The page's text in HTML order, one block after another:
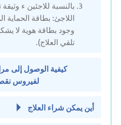
بالنسبة للاجئين ء
اللاجئ: بطاقة الحماية
وجود بطاقة هوية لا
تلقي العلاج).
كيفية الوصول إلى
لفيروس
أين يمكن شراء العلاج